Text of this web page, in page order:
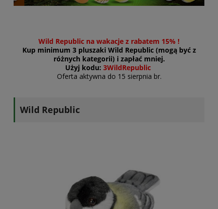
Wild Republic na wakacje z rabatem 15% !
Kup minimum 3 pluszaki Wild Republic (mogą być z
różnych kategorii) i zapłać mniej.
Użyj kodu: 3WildRepublic
Oferta aktywna do 15 sierpnia br.
Wild Republic